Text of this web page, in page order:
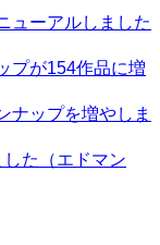
ューアルしました
プが154作品に増
ナップを増やしま
た（エドマン